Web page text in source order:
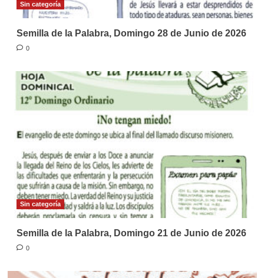
Sin categoría
Semilla de la Palabra, Domingo 28 de Junio de 2026
0
Sin categoría
Semilla de la Palabra, Domingo 21 de Junio de 2026
0